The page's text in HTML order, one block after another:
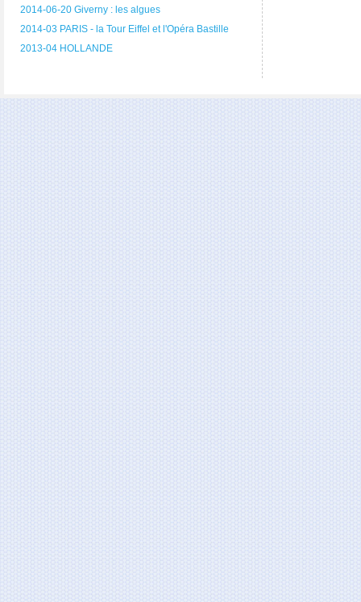
2014-06-20 Giverny : les algues
2014-03 PARIS - la Tour Eiffel et l'Opéra Bastille
2013-04 HOLLANDE